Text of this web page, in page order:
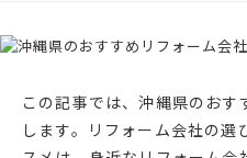
この記事では、沖縄県のお
します。リフォーム会社の選